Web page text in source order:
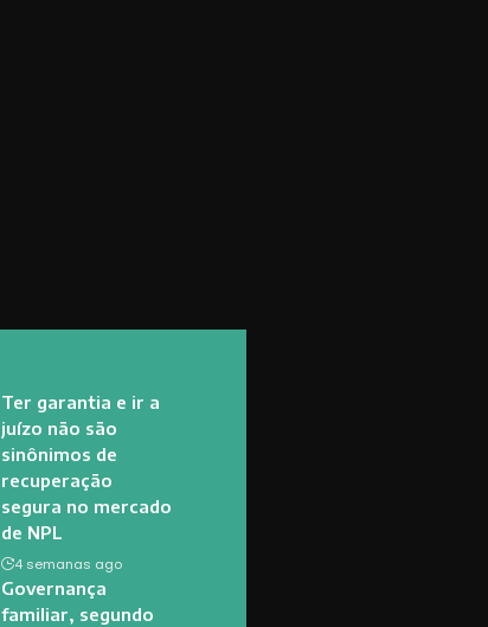
Ter garantia e ir a
juízo não são
sinônimos de
recuperação
segura no mercado
de NPL
4 semanas ago
Governança
familiar, segundo